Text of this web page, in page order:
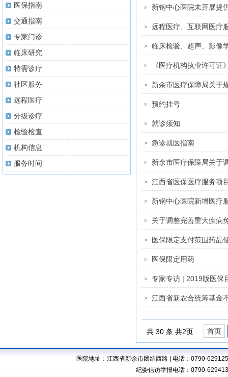
医保指南
交通指南
专家门诊
临床研究
特需诊疗
社区服务
远程医疗
分级诊疗
检验检查
机构信息
服务时间
新钢中心医院未开展提
远程医疗、互联网医疗
《医疗机构执业许可证
预约挂号
就诊须知
急诊就医指南
新余市医疗保障局关于
江西省医保医疗服务项
新钢中心医院新增医疗
医保限定支付范围药品
医保限定用药
专家专访 | 2019版医保
共 30 条 共2页 首页
医院地址：江西省新余市团结西路 | 电话：0790-
纪委信访举报电话：0790-